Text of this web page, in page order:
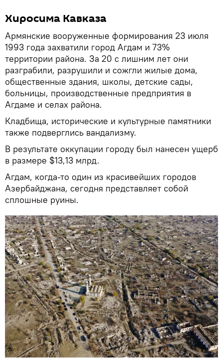
Хиросима Кавказа
Армянские вооруженные формирования 23 июля
1993 года захватили город Агдам и 73%
территории района. За 20 с лишним лет они
разграбили, разрушили и сожгли жилые дома,
общественные здания, школы, детские сады,
больницы, производственные предприятия в
Агдаме и селах района.
Кладбища, исторические и культурные памятники
также подверглись вандализму.
В результате оккупации городу был нанесен ущерб
в размере $13,13 млрд.
Агдам, когда-то один из красивейших городов
Азербайджана, сегодня представляет собой
сплошные руины.